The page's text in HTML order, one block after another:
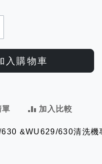
入購物車
單 加入比較
&WU629/630清洗機